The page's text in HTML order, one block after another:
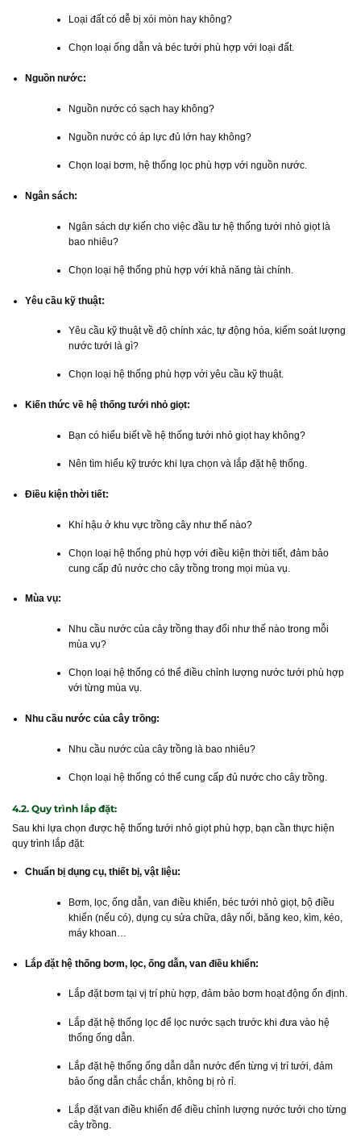
Loại đất có dễ bị xói mòn hay không?
Chọn loại ống dẫn và béc tưới phù hợp với loại đất.
Nguồn nước:
Nguồn nước có sạch hay không?
Nguồn nước có áp lực đủ lớn hay không?
Chọn loại bơm, hệ thống lọc phù hợp với nguồn nước.
Ngân sách:
Ngân sách dự kiến cho việc đầu tư hệ thống tưới nhỏ giọt là
bao nhiêu?
Chọn loại hệ thống phù hợp với khả năng tài chính.
Yêu cầu kỹ thuật:
Yêu cầu kỹ thuật về độ chính xác, tự động hóa, kiểm soát lượng
nước tưới là gì?
Chọn loại hệ thống phù hợp với yêu cầu kỹ thuật.
Kiến thức về hệ thống tưới nhỏ giọt:
Bạn có hiểu biết về hệ thống tưới nhỏ giọt hay không?
Nên tìm hiểu kỹ trước khi lựa chọn và lắp đặt hệ thống.
Điều kiện thời tiết:
Khí hậu ở khu vực trồng cây như thế nào?
Chọn loại hệ thống phù hợp với điều kiện thời tiết, đảm bảo
cung cấp đủ nước cho cây trồng trong mọi mùa vụ.
Mùa vụ:
Nhu cầu nước của cây trồng thay đổi như thế nào trong mỗi
mùa vụ?
Chọn loại hệ thống có thể điều chỉnh lượng nước tưới phù hợp
với từng mùa vụ.
Nhu cầu nước của cây trồng:
Nhu cầu nước của cây trồng là bao nhiêu?
Chọn loại hệ thống có thể cung cấp đủ nước cho cây trồng.
4.2. Quy trình lắp đặt:
Sau khi lựa chọn được hệ thống tưới nhỏ giọt phù hợp, bạn cần thực hiện
quy trình lắp đặt:
Chuẩn bị dụng cụ, thiết bị, vật liệu:
Bơm, lọc, ống dẫn, van điều khiển, béc tưới nhỏ giọt, bộ điều
khiển (nếu có), dụng cụ sửa chữa, dây nối, băng keo, kìm, kéo,
máy khoan…
Lắp đặt hệ thống bơm, lọc, ống dẫn, van điều khiển:
Lắp đặt bơm tại vị trí phù hợp, đảm bảo bơm hoạt động ổn định.
Lắp đặt hệ thống lọc để lọc nước sạch trước khi đưa vào hệ
thống ống dẫn.
Lắp đặt hệ thống ống dẫn dẫn nước đến từng vị trí tưới, đảm
bảo ống dẫn chắc chắn, không bị rò rỉ.
Lắp đặt van điều khiển để điều chỉnh lượng nước tưới cho từng
cây trồng.